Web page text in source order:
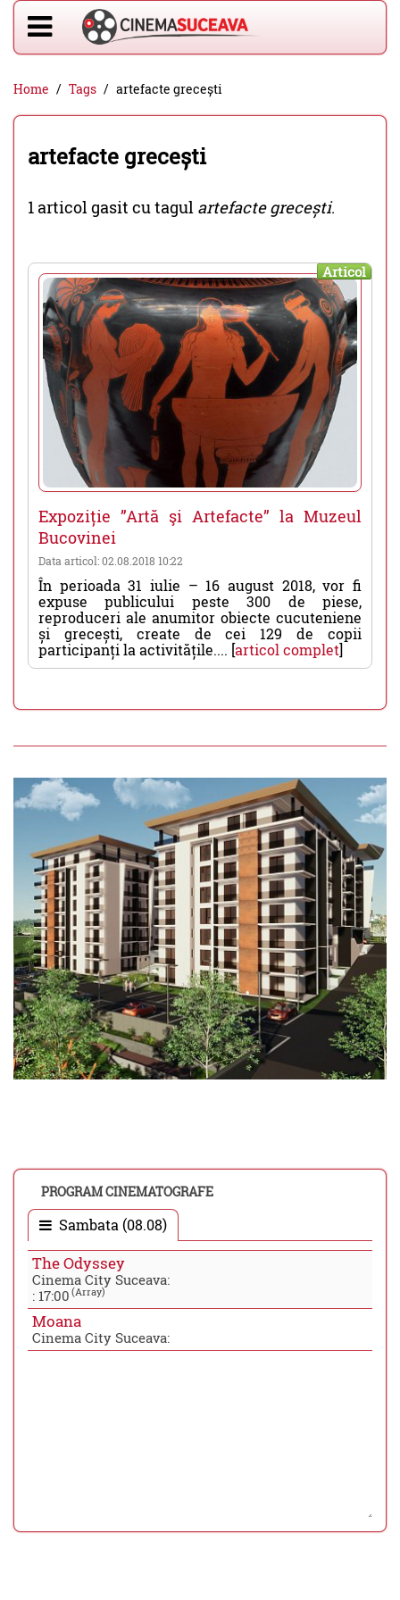
Home Tags artefacte grecești
artefacte grecești
1 articol gasit cu tagul artefacte grecești.
Articol
Expoziție ”Artă şi Artefacte” la Muzeul
Bucovinei
Data articol: 02.08.2018 10:22
În perioada 31 iulie – 16 august 2018, vor fi
expuse publicului peste 300 de piese,
reproduceri ale anumitor obiecte cucuteniene
și grecești, create de cei 129 de copii
participanți la activitățile.... [articol complet]
PROGRAM CINEMATOGRAFE
Sambata (08.08)
The Odyssey
Cinema City Suceava:
: 17:00 (Array)
Moana
Cinema City Suceava: